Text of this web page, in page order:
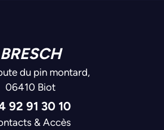
BRESCH
du pin montard,
06410 Biot
92 91 30 10
& Accès